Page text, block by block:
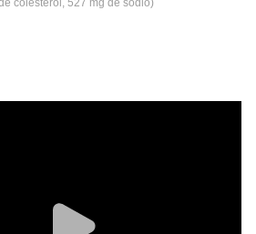
colesterol, 527 mg de sodio)